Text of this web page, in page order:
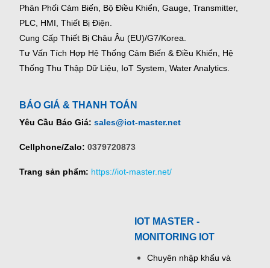
Phân Phối Cảm Biến, Bộ Điều Khiển, Gauge, Transmitter,
PLC, HMI, Thiết Bị Điện.
Cung Cấp Thiết Bị Châu Âu (EU)/G7/Korea.
Tư Vấn Tích Hợp Hệ Thống Cảm Biến & Điều Khiển, Hệ
Thống Thu Thập Dữ Liệu, IoT System, Water Analytics.
BÁO GIÁ & THANH TOÁN
Yêu Cầu Báo Giá: sales@iot-master.net
Cellphone/Zalo: 0379720873
Trang sản phẩm: https://iot-master.net/
IOT MASTER -
MONITORING IOT
Chuyên nhập khẩu và